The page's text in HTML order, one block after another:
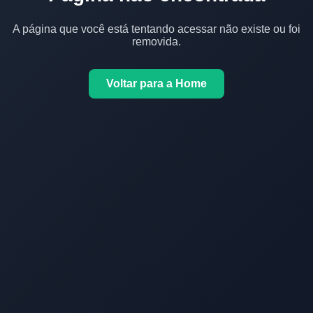
A página que você está tentando acessar não existe ou foi
removida.
Voltar para a Home